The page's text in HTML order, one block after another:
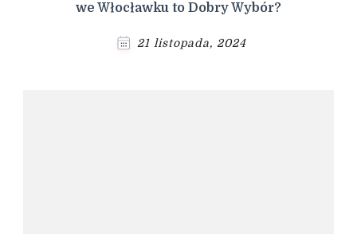
we Włocławku to Dobry Wybór?
21 listopada, 2024